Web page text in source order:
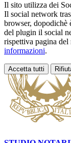
Il sito utilizza dei
Il social network
browser, dopodichè
del plugin il social
rispettiva pagina del
informazioni.
Accetta tutti
Loading...